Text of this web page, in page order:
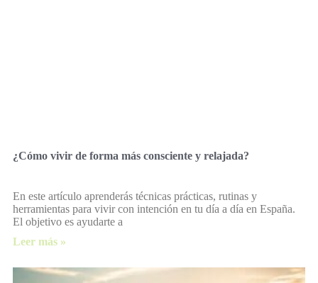
¿Cómo vivir de forma más consciente y relajada?
En este artículo aprenderás técnicas prácticas, rutinas y
herramientas para vivir con intención en tu día a día en España.
El objetivo es ayudarte a
Leer más »